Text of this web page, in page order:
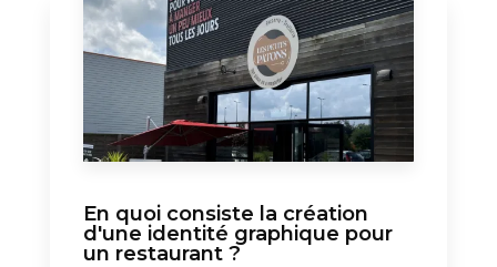
En quoi consiste la création
d'une identité graphique pour
un restaurant ?